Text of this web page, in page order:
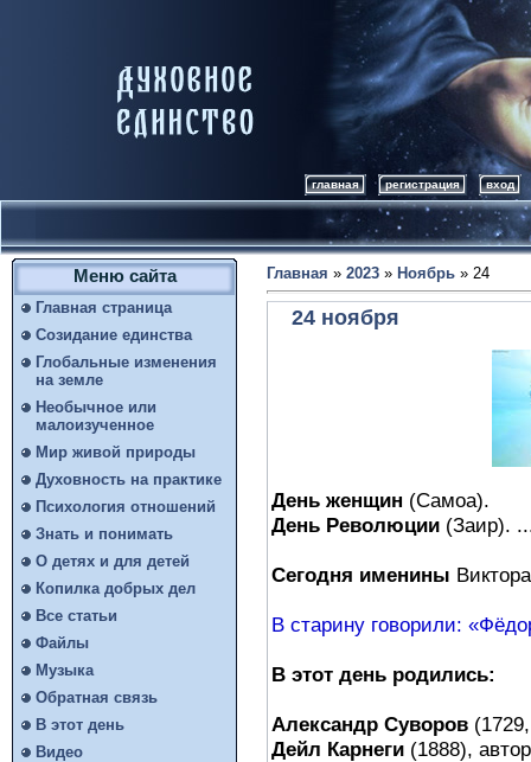
главная регистрация вход
Меню сайта
Главная страница
Созидание единства
Глобальные изменения
на земле
Необычное или
малоизученное
Мир живой природы
Духовность на практике
Психология отношений
Знать и понимать
О детях и для детей
Копилка добрых дел
Все статьи
Файлы
Музыка
Обратная связь
В этот день
Видео
Главная » 2023 » Ноябрь » 24
24 ноября
День женщин (Самоа).
День Революции (Заир).
Сегодня именины
В старину говорили:
В этот день родились:
Александр Суворов
Дейл Карнеги (1888),